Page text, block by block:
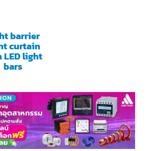
barrier
curtain
LED light
bars